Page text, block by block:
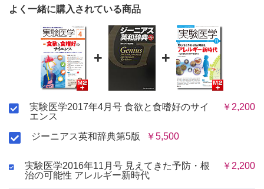
neurosciences, University of Geneva
・地方医学生，研究者になる．
特別掲載記事
Meeting Report
・構造生命科学の現状と今後
関連情報
・INFORMATION 人材／大学院生／セミナーなどの情報
よく一緒に購入されている商品
+ +
実験医学2017年4月号 食欲と食嗜好のサイ
エンス
￥2,200
ジーニアス英和辞典第5版 ￥5,500
実験医学2016年11月号 見えてきた予防・根
治の可能性 アレルギー新時代
￥2,200